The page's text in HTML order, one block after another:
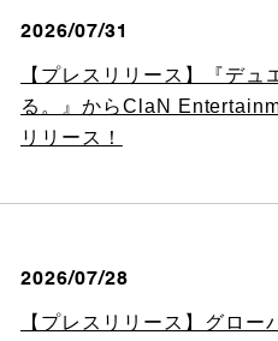
2026/07/31
【プレスリリース】『デ
る。』からClaN
リリース！
2026/07/28
【プレスリリース】グロ